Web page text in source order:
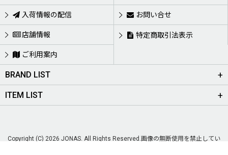
入荷情報の配信 お問い合せ
店舗情報 特定商取引法表示
ご利用案内
BRAND LIST
ITEM LIST
Copyright (C) 2026 JONAS. All Rights Reserved.画像の無断使用を禁止してい